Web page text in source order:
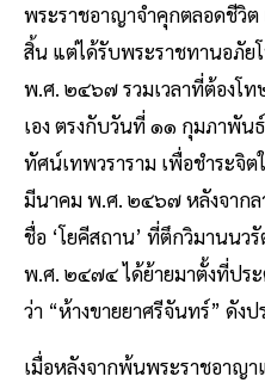
พระราชอาญาจำคุกตลอดชีวิ
สิ้น แต่ได้รับพระราชทานอภั
พ.ศ. ๒๔๖๗ รวมเวลาที่ต้องโ
เอง ตรงกับวันที่ ๑๑ กุมภาพั
ทัศน์เทพวราราม เพื่อชำระจิ
มีนาคม พ.ศ. ๒๔๖๗ หลังจากล
ชื่อ ‘โยคีสถาน’ ที่ตึกวิมานนว
พ.ศ. ๒๔๗๔ ได้ย้ายมาตั้งที่ปร
ว่า “ห้างขายยาศรีจันทร์” ดัง
เมื่อหลังจากพ้นพระราชอาญ